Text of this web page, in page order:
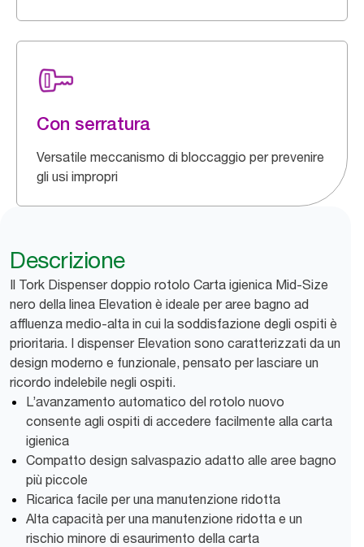
Con serratura
Versatile meccanismo di bloccaggio per prevenire
gli usi impropri
Descrizione
Il Tork Dispenser doppio rotolo Carta igienica Mid-Size
nero della linea Elevation è ideale per aree bagno ad
affluenza medio-alta in cui la soddisfazione degli ospiti è
prioritaria. I dispenser Elevation sono caratterizzati da un
design moderno e funzionale, pensato per lasciare un
ricordo indelebile negli ospiti.
L’avanzamento automatico del rotolo nuovo
consente agli ospiti di accedere facilmente alla carta
igienica
Compatto design salvaspazio adatto alle aree bagno
più piccole
Ricarica facile per una manutenzione ridotta
Alta capacità per una manutenzione ridotta e un
rischio minore di esaurimento della carta